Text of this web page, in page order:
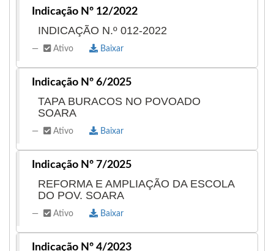
#CYTOTEC #CYTOTECSP #MISOPROSTOLSP
#VCNAOESTASOZINHO #ABORTOSEGURO
#COMPRARCYTOTECSAOPAULO
#COMPRARCYTOTECBARATO
#COMPRARCYTOTECRIODEJANEIRO
#COMPRARCYTOTECMINAS
#COMPRARCYTOTECMANAUS
#COMPRARCYTOTECSP #ABORTOSAOPAULO
#COMOABORTARCOMCYTOTEC
Indicação Nº 12/2022
INDICAÇÃO N.º 012-2022
Ativo Baixar
Indicação Nº 6/2025
TAPA BURACOS NO POVOADO
SOARA
Ativo Baixar
Indicação Nº 7/2025
REFORMA E AMPLIAÇÃO DA ESCOLA
DO POV. SOARA
Ativo Baixar
Indicação Nº 4/2023